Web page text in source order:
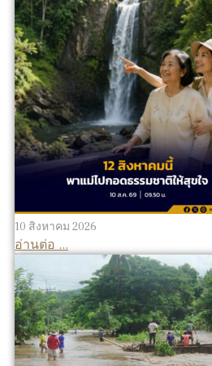
10 สิงหาคม 2026
อ่านต่อ ...